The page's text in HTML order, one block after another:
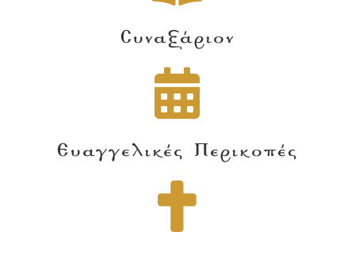
Συναξάριον
Ευαγγελικές Περικοπές